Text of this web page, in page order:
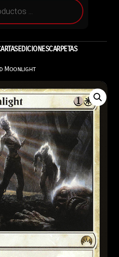
EDICIONESCARPETAS
Moonlight